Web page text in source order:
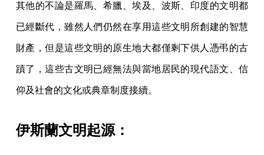
其他的不論是羅馬、希臘、埃及、波斯、印度的文明都
已經斷代，雖然人們仍然在享用這些文明所創建的智慧
財產，但是這些文明的原生地大都僅剩下供人憑弔的古
蹟了，這些古文明已經無法與當地居民的現代語文、信
仰及社會的文化或典章制度接續。
伊斯蘭文明起源：